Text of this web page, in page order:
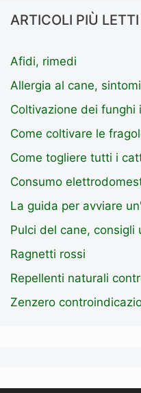
ARTICOLI PIÙ LETTI
Afidi, rimedi
Allergia al cane,
Coltivazione dei funghi
Come coltivare le
Come togliere tutti i
Consumo
La guida per avviare
Pulci del cane, consigli
Ragnetti rossi
Repellenti naturali
Zenzero